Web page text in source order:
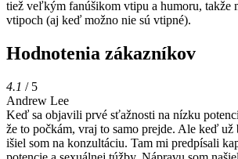
tiež veľkým fanúšikom vtipu a humoru, takže
vtipoch (aj keď možno nie sú vtipné).
Hodnotenia zákazníkov
4.1 / 5
Andrew Lee
Keď sa objavili prvé sťažnosti na nízku
že to počkám, vraj to samo prejde. Ale keď už
išiel som na konzultáciu. Tam mi predpísali